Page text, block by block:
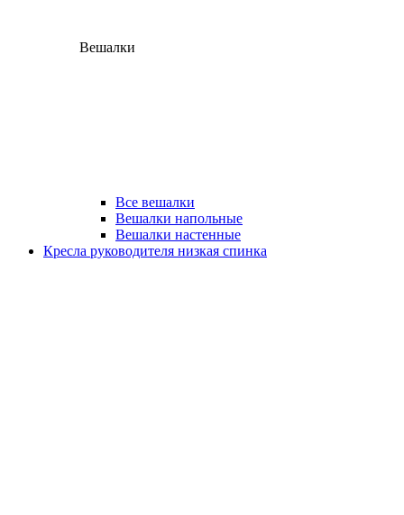
Вешалки
Все вешалки
Вешалки напольные
Вешалки настенные
Кресла руководителя низкая спинка